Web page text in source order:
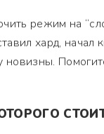
режим на
хард, начал
новизны.